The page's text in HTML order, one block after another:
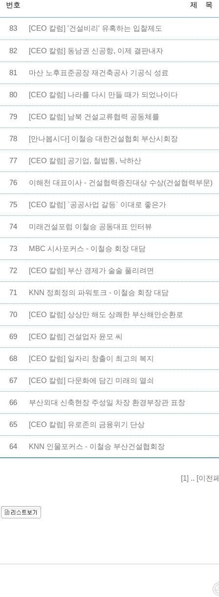
번호 제 목
83 [CEO 칼럼] '건설비리' 유혹하는 입찰제도
82 [CEO 칼럼] 동남권 신공항, 이제 결판내자
81 마산 노후표준공장 재건축공사 기공식 성료
80 [CEO 칼럼] 나라를 다시 만들 때가 되었나이다
79 [CEO 칼럼] 남북 건설교류협력 공동체를
78 [만나봅시다] 이철승 대한건설협회 부산시회장
77 [CEO 칼럼] 공기업, 철밥통, 낙하산
76 이해천 대표이사 - 건설협력증진대상 수상(건설협력부문)
75 [CEO 칼럼] `공공사업 갈등` 이대로 좋은가
74 미래건설포럼 이철승 공동대표 인터뷰
73 MBC 시사포커스 - 이철승 회장 대담
72 [CEO 칼럼] 부산 경제가 술술 풀리려면
71 KNN 정희정의 파워토크 - 이철승 회장 대담
70 [CEO 칼럼] 상상만 해도 상쾌한 부산해안순환로
69 [CEO 칼럼] 건설업자 윤모 씨
68 [CEO 칼럼] 일자리 창출이 최고의 복지
67 [CEO 칼럼] 다문화에 담긴 미래의 열쇠
66 부산외대 신축현장 주성일 차장 환경부장관 표창
65 [CEO 칼럼] 유로존의 금융위기 단상
64 KNN 인물포커스 - 이철승 부산건설협회장
[1] .. [이전